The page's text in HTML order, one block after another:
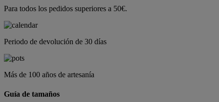
Para todos los pedidos superiores a 50€.
Periodo de devolución de 30 días
Más de 100 años de artesanía
Guía de tamaños